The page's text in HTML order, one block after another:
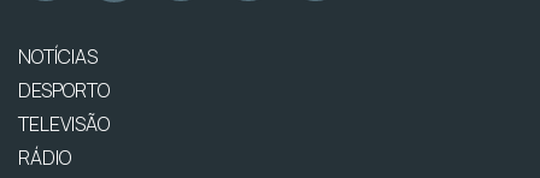
NOTÍCIAS
DESPORTO
TELEVISÃO
RÁDIO